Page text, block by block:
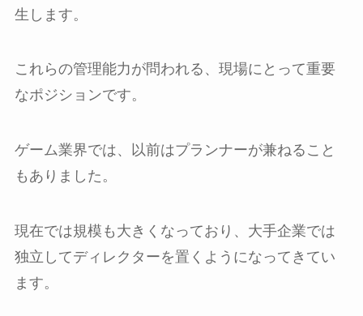
生します。
これらの管理能力が問われる、現場にとって重要
なポジションです。
ゲーム業界では、以前はプランナーが兼ねること
もありました。
現在では規模も大きくなっており、大手企業では
独立してディレクターを置くようになってきてい
ます。